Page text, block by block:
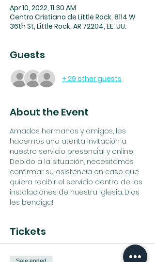
Apr 10, 2022, 11:30 AM
Centro Cristiano de Little Rock, 8114 W
36th St, Little Rock, AR 72204, EE. UU.
Guests
+ 29 other guests
About the Event
Amados hermanos y amigos, les
hacemos una atenta invitación a
nuestro servicio presencial y online,
Debido a la situación, necesitamos
confirmar su asistencia en caso que
quiera recibir el servicio dentro de las
instalaciones de nuestra iglesia. Dios
les bendiga!
Tickets